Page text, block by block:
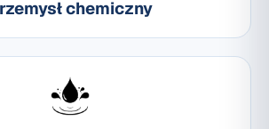
chemiczny